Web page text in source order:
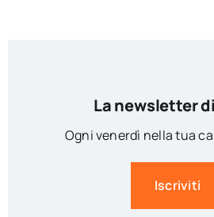
La newsletter
Ogni venerdì nella tua
Iscriviti